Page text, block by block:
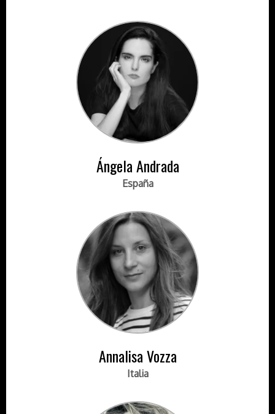
Ángela Andrada
España
Annalisa Vozza
Italia